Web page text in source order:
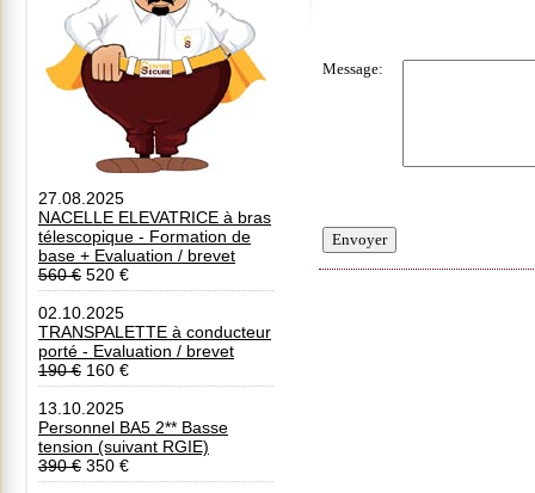
27.08.2025
NACELLE ELEVATRICE à bras
télescopique - Formation de
base + Evaluation / brevet
560 € 520 €
02.10.2025
TRANSPALETTE à conducteur
porté - Evaluation / brevet
190 € 160 €
13.10.2025
Personnel BA5 2** Basse
tension (suivant RGIE)
390 € 350 €
Message:
Envoyer